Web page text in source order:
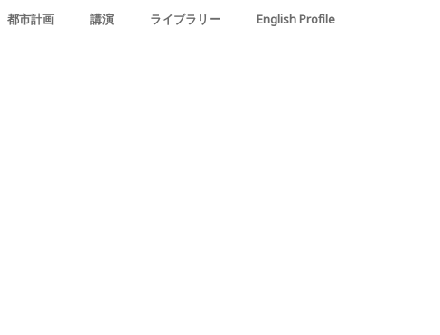
都市計画 講演 ライブラリー English Profile